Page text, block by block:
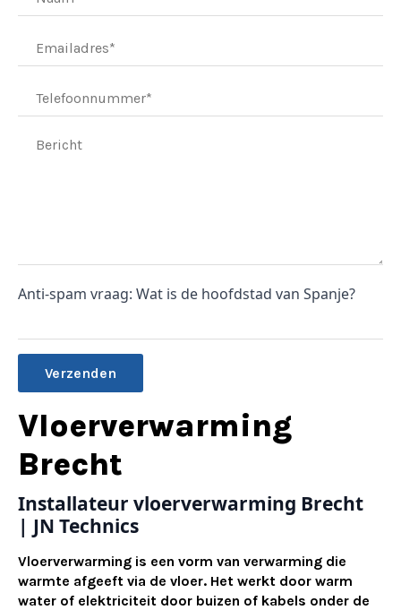
Anti-spam vraag: Wat is de hoofdstad van Spanje?
Alternative:
Vloerverwarming
Brecht
Installateur vloerverwarming Brecht
| JN Technics
Vloerverwarming is een vorm van verwarming die
warmte afgeeft via de vloer. Het werkt door warm
water of elektriciteit door buizen of kabels onder de